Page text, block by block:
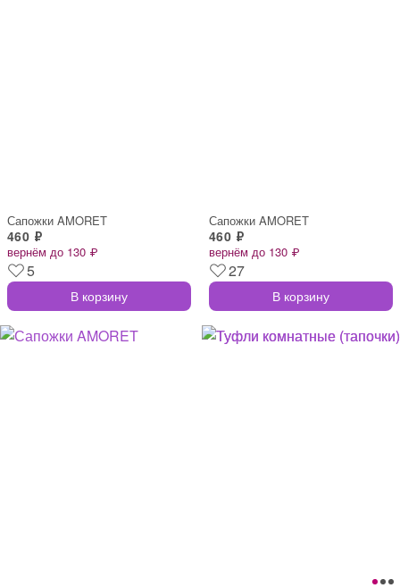
Сапожки AMORET
460 ₽
вернём до 130 ₽
5
В корзину
Сапожки AMORET
460 ₽
вернём до 130 ₽
27
В корзину